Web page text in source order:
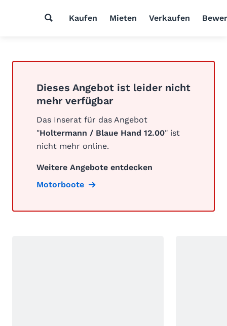
Kaufen Mieten Verkaufen
Dieses Angebot ist leider nicht
mehr verfügbar
Das Inserat für das Angebot
"Holtermann / Blaue Hand 12.00" ist
nicht mehr online.
Weitere Angebote entdecken
Motorboote